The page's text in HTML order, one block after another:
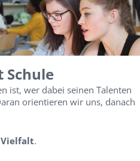
Schule
ist, wer dabei seinen Talenten
orientieren wir uns, danach
.